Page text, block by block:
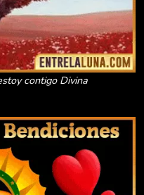
contigo Divina